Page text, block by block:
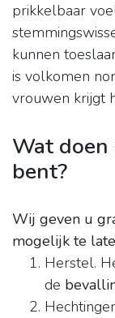
prikkelbaar
kunnen
is volkomen
vrouwen krijgt
Wat
bent?
Wij geven u
mogelijk te
Herstel.
de